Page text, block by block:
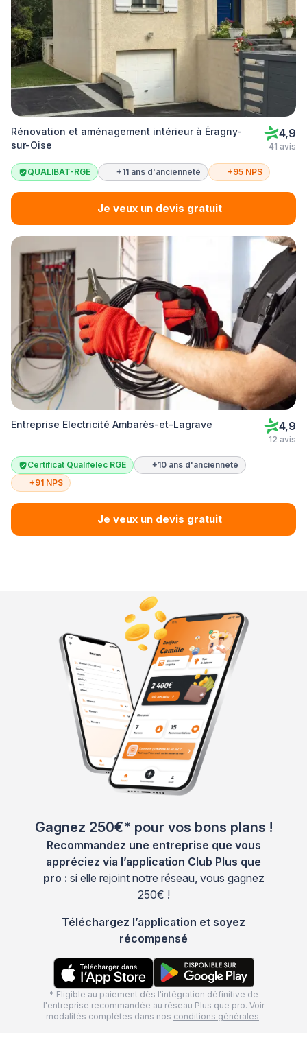
Rénovation et aménagement intérieur à Éragny-
sur-Oise
4,9
41 avis
QUALIBAT-RGE +11 ans d'ancienneté +95 NPS
Je veux un devis gratuit
Entreprise Electricité Ambarès-et-Lagrave 4,9
12 avis
Certificat Qualifelec RGE
+10 ans d'ancienneté
+91 NPS
Je veux un devis gratuit
Gagnez 250€* pour vos bons plans !
Recommandez une entreprise que vous
appréciez via l’application Club Plus que
pro : si elle rejoint notre réseau, vous gagnez
250€ !
Téléchargez l’application et soyez
récompensé
* Eligible au paiement dès l'intégration définitive de
l'entreprise recommandée au réseau Plus que pro. Voir
modalités complètes dans nos conditions générales.